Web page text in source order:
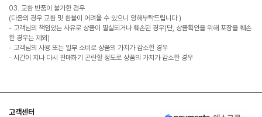
03. 교환 반품이 불가한 경우
(다음의 경우 교환 및 환불이 어려울 수 있으니 양해부탁드립니다.)
- 고객님의 책임있는 사유로 상품이 멸실되거나 훼손된 경우(단, 상품확인을 위해 포장을 훼손
한 경우는 제외)
- 고객님의 사용 또는 일부 소비로 상품의 가치가 감소한 경우
- 시간이 지나 다시 판매하기 곤란할 정도로 상품의 가치가 감소한 경우
고객센터